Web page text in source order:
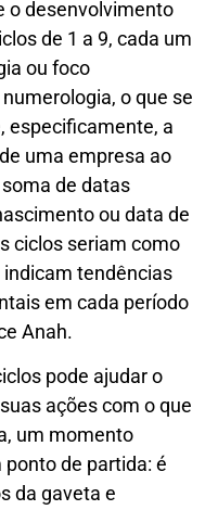
o desenvolvimento
de 1 a 9, cada um
ou foco
o que se
especificamente, a
uma empresa ao
de datas
ou data de
ciclos seriam como
indicam tendências
em cada período
Anah.
pode ajudar o
ações com o que
um momento
ponto de partida: é
da gaveta e